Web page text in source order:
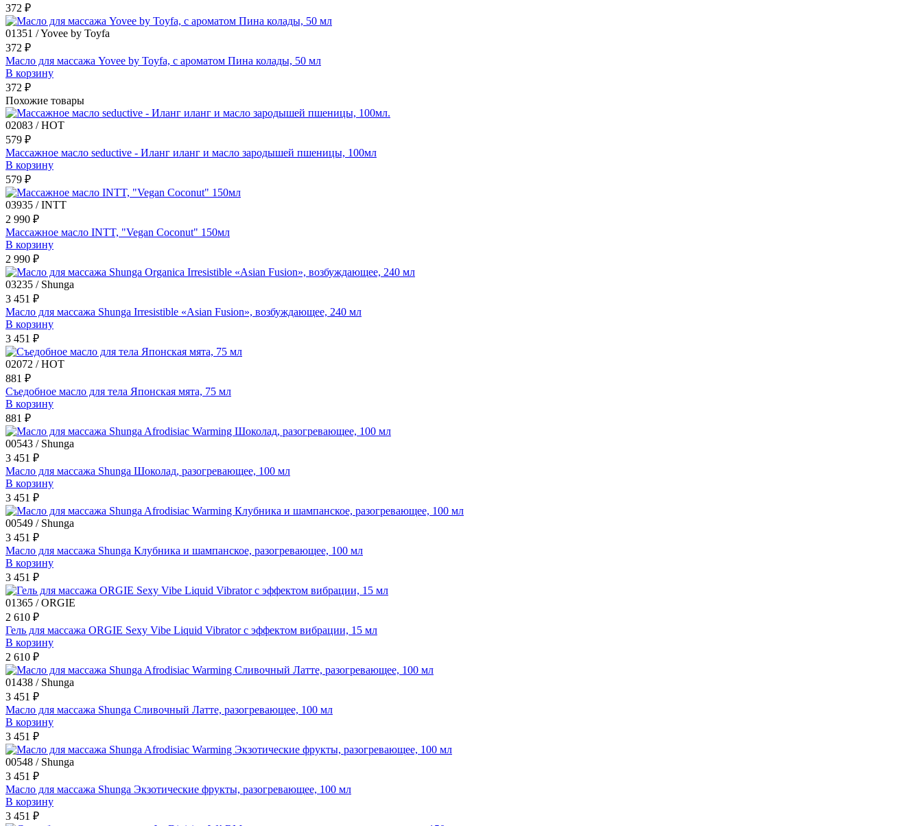
372 ₽
01351 / Yovee by Toyfa
372 ₽
Масло для массажа Yovee by Toyfa, с ароматом Пина колады, 50 мл
В корзину
372 ₽
Похожие товары
02083 / HOT
579 ₽
Массажное масло seductive - Иланг иланг и масло зародышей пшеницы, 100мл
В корзину
579 ₽
03935 / INTT
2 990 ₽
Массажное масло INTT, "Vegan Coconut" 150мл
В корзину
2 990 ₽
03235 / Shunga
3 451 ₽
Масло для массажа Shunga Irresistible «Asian Fusion», возбуждающее, 240 мл
В корзину
3 451 ₽
02072 / HOT
881 ₽
Съедобное масло для тела Японская мята, 75 мл
В корзину
881 ₽
00543 / Shunga
3 451 ₽
Масло для массажа Shunga Шоколад, разогревающее, 100 мл
В корзину
3 451 ₽
00549 / Shunga
3 451 ₽
Масло для массажа Shunga Клубника и шампанское, разогревающее, 100 мл
В корзину
3 451 ₽
01365 / ORGIE
2 610 ₽
Гель для массажа ORGIE Sexy Vibe Liquid Vibrator с эффектом вибрации, 15 мл
В корзину
2 610 ₽
01438 / Shunga
3 451 ₽
Масло для массажа Shunga Сливочный Латте, разогревающее, 100 мл
В корзину
3 451 ₽
00548 / Shunga
3 451 ₽
Масло для массажа Shunga Экзотические фрукты, разогревающее, 100 мл
В корзину
3 451 ₽